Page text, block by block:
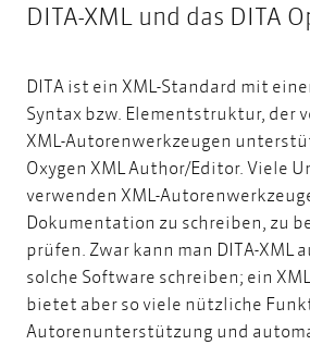
DITA-XML und das DITA
DITA ist ein XML-Standard mit
Syntax bzw. Elementstruktur, der
XML-Autorenwerkzeugen
Oxygen XML Author/Editor. Viele
verwenden XML-
Dokumentation zu schreiben, zu
prüfen. Zwar kann man DITA-XML
solche Software schreiben; ein
bietet aber so viele nützliche
Autorenunterstützung und